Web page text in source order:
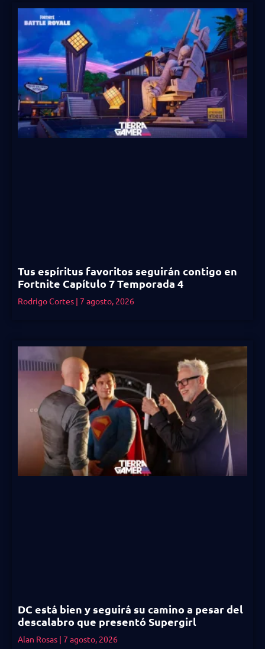
Tus espíritus favoritos seguirán contigo en
Fortnite Capítulo 7 Temporada 4
Rodrigo Cortes 7 agosto, 2026
DC está bien y seguirá su camino a pesar del
descalabro que presentó Supergirl
Alan Rosas 7 agosto, 2026